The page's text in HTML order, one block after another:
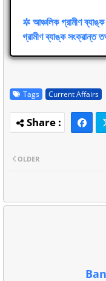
✲ আঞ্চলিক গ্রামীণ
গ্রামীণ ব্যাঙ্ক সংক্রান্ত
Tags Current Affairs
OLDER